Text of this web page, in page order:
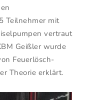
Teilnehmer mit
vertraut
Geißler wurde
Feuerlösch-
Theorie erklärt.